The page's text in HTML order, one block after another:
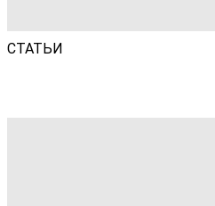
СТАТЬИ